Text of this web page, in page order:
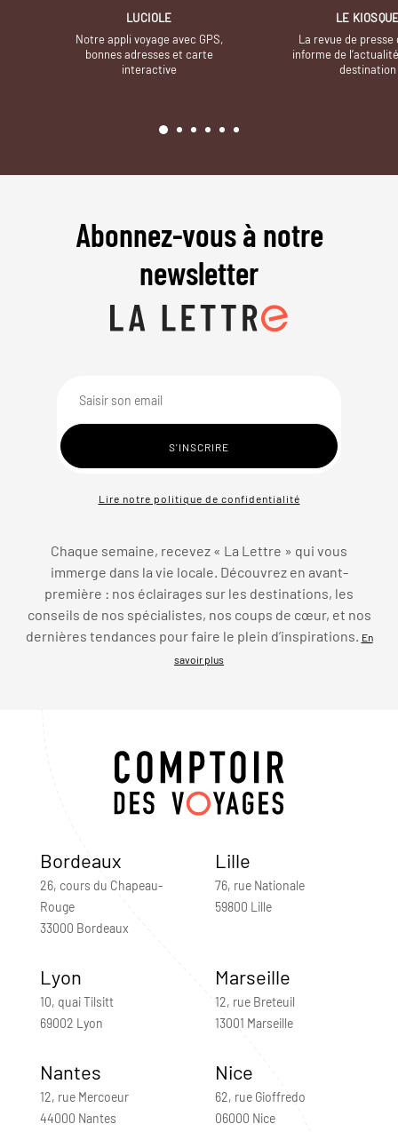
LUCIOLE
Notre appli voyage avec GPS,
bonnes adresses et carte
interactive
LE
La revue de presse
informe de
destination
Abonnez-vous à notre
newsletter
Lire notre politique de confidentialité
Chaque semaine, recevez « La Lettre » qui vous
immerge dans la vie locale. Découvrez en avant-
première : nos éclairages sur les destinations, les
conseils de nos spécialistes, nos coups de cœur, et nos
dernières tendances pour faire le plein d’inspirations.
En
savoir plus
Bordeaux
26, cours du Chapeau-
Rouge
33000 Bordeaux
Lille
76, rue Nationale
59800 Lille
Lyon
10, quai Tilsitt
69002 Lyon
Marseille
12, rue Breteuil
13001 Marseille
Nantes
12, rue Mercoeur
44000 Nantes
Nice
62, rue Gioffredo
06000 Nice